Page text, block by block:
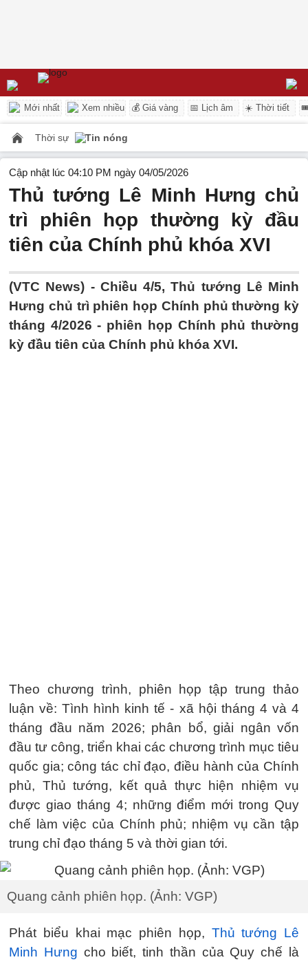
Mới nhất Xem nhiều 💰 Giá vàng 📅 Lịch âm ☀️ Thời tiết
Thời sự Tin nóng
Cập nhật lúc 04:10 PM ngày 04/05/2026
Thủ tướng Lê Minh Hưng chủ
trì phiên họp thường kỳ đầu
tiên của Chính phủ khóa XVI
(VTC News) - Chiều 4/5, Thủ tướng Lê Minh
Hưng chủ trì phiên họp Chính phủ thường kỳ
tháng 4/2026 - phiên họp Chính phủ thường
kỳ đầu tiên của Chính phủ khóa XVI.
Theo chương trình, phiên họp tập trung thảo
luận về: Tình hình kinh tế - xã hội tháng 4 và 4
tháng đầu năm 2026; phân bổ, giải ngân vốn
đầu tư công, triển khai các chương trình mục tiêu
quốc gia; công tác chỉ đạo, điều hành của Chính
phủ, Thủ tướng, kết quả thực hiện nhiệm vụ
được giao tháng 4; những điểm mới trong Quy
chế làm việc của Chính phủ; nhiệm vụ cần tập
trung chỉ đạo tháng 5 và thời gian tới.
Quang cảnh phiên họp. (Ảnh: VGP)
Phát biểu khai mạc phiên họp, Thủ tướng Lê
Minh Hưng cho biết, tinh thần của Quy chế là